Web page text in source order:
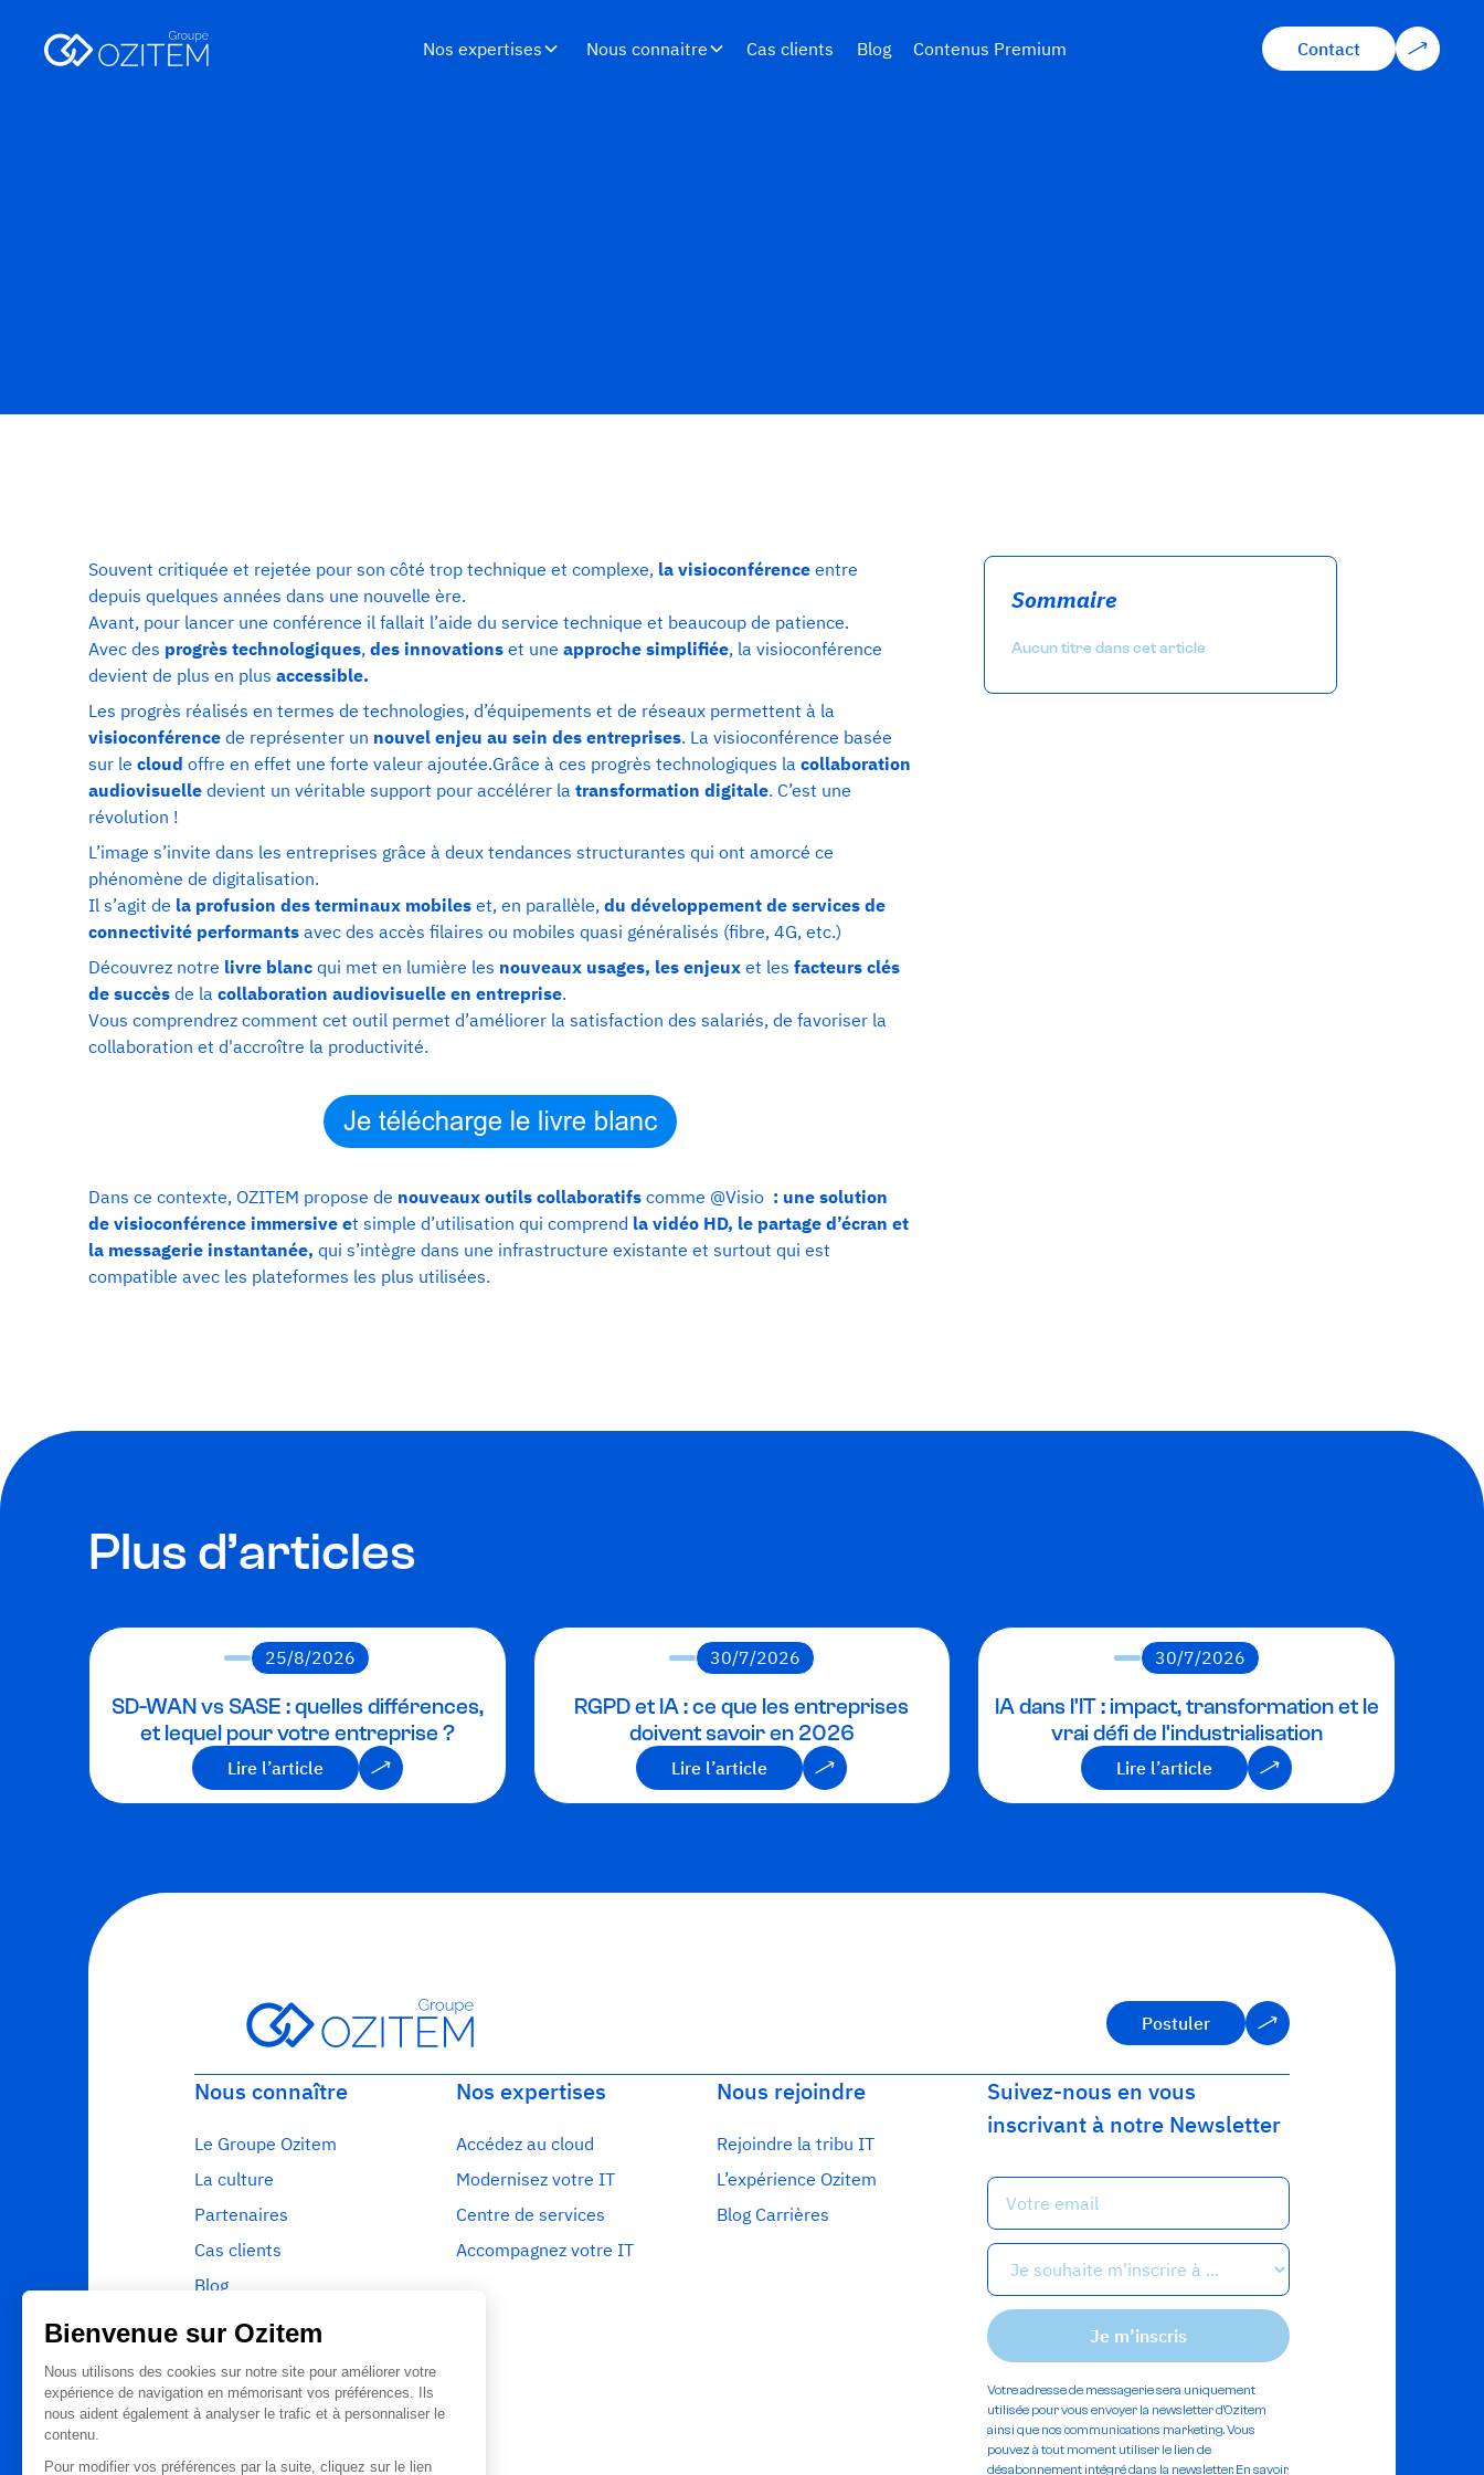
Nos expertises Nous connaitre Cas clients Blog Contenus Premium
Contact
Contact
Souvent critiquée et rejetée pour son côté trop technique et complexe, la visioconférence entre
depuis quelques années dans une nouvelle ère.
Avant, pour lancer une conférence il fallait l’aide du service technique et beaucoup de patience.
Avec des progrès technologiques, des innovations et une approche simplifiée, la visioconférence
devient de plus en plus accessible.
Les progrès réalisés en termes de technologies, d’équipements et de réseaux permettent à la
visioconférence de représenter un nouvel enjeu au sein des entreprises. La visioconférence basée
sur le cloud offre en effet une forte valeur ajoutée.Grâce à ces progrès technologiques la collaboration
audiovisuelle devient un véritable support pour accélérer la transformation digitale. C’est une
révolution !
L’image s’invite dans les entreprises grâce à deux tendances structurantes qui ont amorcé ce
phénomène de digitalisation.
Il s’agit de la profusion des terminaux mobiles et, en parallèle, du développement de services de
connectivité performants avec des accès filaires ou mobiles quasi généralisés (fibre, 4G, etc.)
Découvrez notre livre blanc qui met en lumière les nouveaux usages, les enjeux et les facteurs clés
de succès de la collaboration audiovisuelle en entreprise.
Vous comprendrez comment cet outil permet d’améliorer la satisfaction des salariés, de favoriser la
collaboration et d'accroître la productivité.
Dans ce contexte, OZITEM propose de nouveaux outils collaboratifs comme @Visio : une solution
de visioconférence immersive et simple d’utilisation qui comprend la vidéo HD, le partage d’écran et
la messagerie instantanée, qui s’intègre dans une infrastructure existante et surtout qui est
compatible avec les plateformes les plus utilisées.
Sommaire
Aucun titre dans cet article
Plus d’articles
25/8/2026
SD-WAN vs SASE : quelles différences,
et lequel pour votre entreprise ?
Lire l’article
Lire l’article
30/7/2026
RGPD et IA : ce que les entreprises
doivent savoir en 2026
Lire l’article
Lire l’article
30/7/2026
IA dans l'IT : impact, transformation et le
vrai défi de l'industrialisation
Lire l’article
Lire l’article
Postuler
Postuler
Nous connaître
Le Groupe Ozitem
La culture
Partenaires
Cas clients
Blog
Ressources
Contact
Nos expertises
Accédez au cloud
Modernisez votre IT
Centre de services
Accompagnez votre IT
Nous rejoindre
Rejoindre la tribu IT
L’expérience Ozitem
Blog Carrières
Suivez-nous en vous
inscrivant à notre Newsletter
Votre adresse de messagerie sera uniquement
utilisée pour vous envoyer la newsletter d'Ozitem
ainsi que nos communications marketing. Vous
pouvez à tout moment utiliser le lien de
désabonnement intégré dans la newsletter. En savoir